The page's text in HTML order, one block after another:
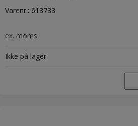
Varenr.: 613733
ex. moms
Ikke på lager